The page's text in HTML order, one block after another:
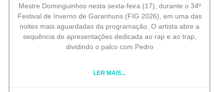
Mestre Dominguinhos nesta sexta-feira (17), durante o 34º
Festival de Inverno de Garanhuns (FIG 2026), em uma das
noites mais aguardadas da programação. O artista abre a
sequência de apresentações dedicada ao rap e ao trap,
dividindo o palco com Pedro
LER MAIS...